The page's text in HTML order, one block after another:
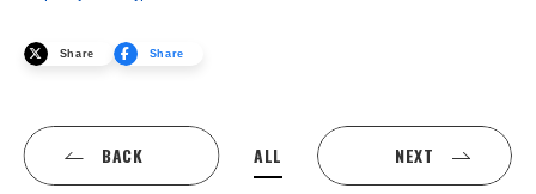
Share Share
BACK ALL NEXT